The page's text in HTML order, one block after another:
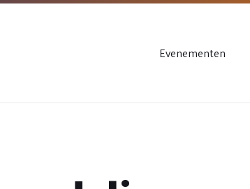
Evenementen